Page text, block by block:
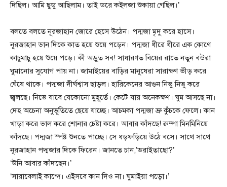
দিছিল। আমি ছুডু আছিলাম। তাই ডরে কইলজা শুকায়া গেছিল।’
বলতে বলতে নূরজাহান জোরে হেসে উঠেন। পদ্মজা মৃদু করে হাসে।
নূরজাহান ডান দিকে কাত হয়ে শুয়ে পড়েন। পদ্মজা ধীরে ধীরে এক কোণে
কাচুমাচু হয়ে শুয়ে পড়ে। কী অদ্ভুত সব! সাধারণত বিয়ের রাতে নতুন বউরা
ঘুমানোর সুযোগ পায় না। জামাইয়ের বাড়ির মানুষেরা সারাক্ষণ ভীড় করে
ঘেঁষে থাকে। পদ্মজা দীর্ঘশ্বাস ছাড়ল। হারিকেনের আগুন নিভু নিভু করে
জ্বলছে। নিভে যাবে যেকোনো মুহূর্তে। কেটে যায় অনেকক্ষণ। ঘুম আসছে না।
দেহ অচেনা অনুভূতিতে ছেয়ে যাচ্ছে। আচমকা পদ্মজা ভ্রু কুঁচকে ফেলে। কান
খাড়া করে ভাল করে শোনার চেষ্টা করে। আবার কাঁদছে! রুম্পা মিনমিনিয়ে
কাঁদছে। পদ্মজা স্পষ্ট শুনতে পাচ্ছে। সে ধড়ফড়িয়ে উঠে বসে। সাথে সাথে
নূরজাহান পদ্মজার দিকে ফিরেন। জানতে চান,’ডরাইতাছো?’
‘উনি আবার কাঁদছেন।’
‘সারাবেলাই কান্দে। এইসবে কান দিও না। ঘুমাইয়া পড়ো।’